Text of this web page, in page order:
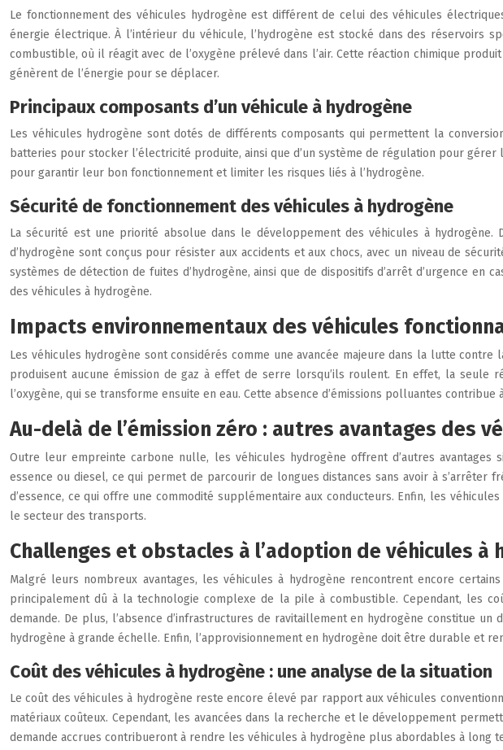
Le fonctionnement des véhicules hydrogène est différent de celui des véhicules
énergie électrique. À l’intérieur du véhicule, l’hydrogène est stocké dans des réservoirs
combustible, où il réagit avec de l’oxygène prélevé dans l’air. Cette réaction chimique
génèrent de l’énergie pour se déplacer.
Principaux composants d’un véhicule à hydrogène
Les véhicules hydrogène sont dotés de différents composants qui permettent la
batteries pour stocker l’électricité produite, ainsi que d’un système de régulation pour
pour garantir leur bon fonctionnement et limiter les risques liés à l’hydrogène.
Sécurité de fonctionnement des véhicules à hydrogène
La sécurité est une priorité absolue dans le développement des véhicules à
d’hydrogène sont conçus pour résister aux accidents et aux chocs, avec un niveau de
systèmes de détection de fuites d’hydrogène, ainsi que de dispositifs d’arrêt d’urgence
des véhicules à hydrogène.
Impacts environnementaux des véhicules
Les véhicules hydrogène sont considérés comme une avancée majeure dans la lutte
produisent aucune émission de gaz à effet de serre lorsqu’ils roulent. En effet, la seule
l’oxygène, qui se transforme ensuite en eau. Cette absence d’émissions polluantes
Au-delà de l’émission zéro : autres avantages des
Outre leur empreinte carbone nulle, les véhicules hydrogène offrent d’autres
essence ou diesel, ce qui permet de parcourir de longues distances sans avoir à
d’essence, ce qui offre une commodité supplémentaire aux conducteurs. Enfin, les
le secteur des transports.
Challenges et obstacles à l’adoption de véhicules à
Malgré leurs nombreux avantages, les véhicules à hydrogène rencontrent encore
principalement dû à la technologie complexe de la pile à combustible. Cependant, les
demande. De plus, l’absence d’infrastructures de ravitaillement en hydrogène constitue
hydrogène à grande échelle. Enfin, l’approvisionnement en hydrogène doit être durable et
Coût des véhicules à hydrogène : une analyse de la situation
Le coût des véhicules à hydrogène reste encore élevé par rapport aux véhicules
matériaux coûteux. Cependant, les avancées dans la recherche et le développement
demande accrues contribueront à rendre les véhicules à hydrogène plus abordables à long